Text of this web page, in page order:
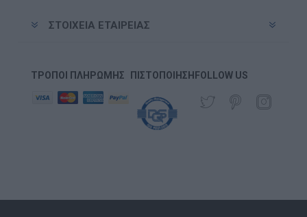
ΣΤΟΙΧΕΊΑ ΕΤΑΙΡΕΊΑΣ
ΤΡΌΠΟΙ ΠΛΗΡΩΜΉΣ ΠΙΣΤΟΠΟΊΗΣΗ FOLLOW US